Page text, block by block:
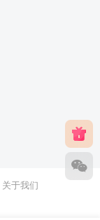
关于我们